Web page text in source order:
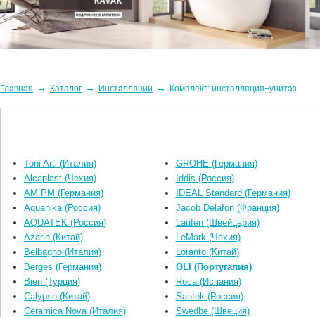
Главная → Каталог → Инсталляции → Комплект: инсталляция+унитаз
Toni Arti (Италия)
Alcaplast (Чехия)
AM.PM (Германия)
Aquanika (Россия)
AQUATEK (Россия)
Azario (Китай)
Belbagno (Италия)
Berges (Германия)
Bien (Турция)
Calypso (Китай)
Ceramica Nova (Италия)
GROHE (Германия)
Iddis (Россия)
IDEAL Standard (Германия)
Jacob Delafon (Франция)
Laufen (Швейцария)
LeMark (Чехия)
Loranto (Китай)
OLI (Португалия)
Roca (Испания)
Santek (Россия)
Swedbe (Швеция)